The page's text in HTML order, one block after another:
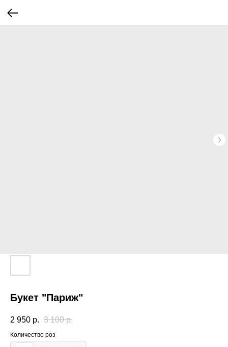
Букет "Париж"
2 950 р. 3 100 р.
Количество роз